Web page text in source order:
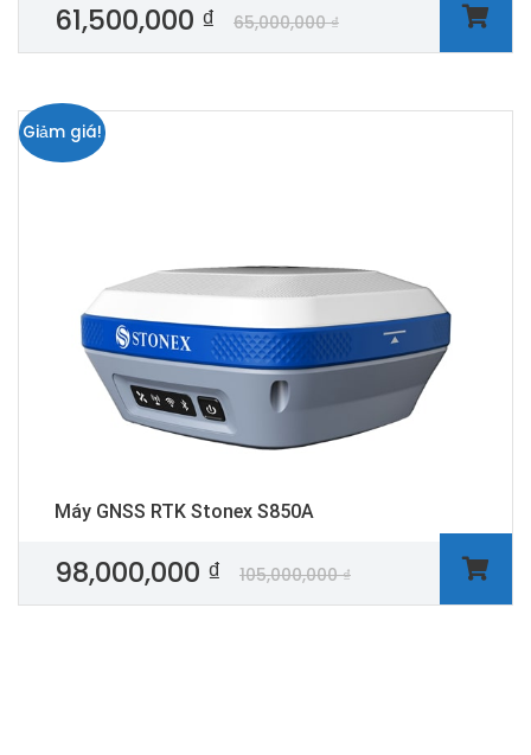
65,000,000₫
61,500,000 ₫
Giảm giá!
Máy GNSS RTK Stonex S850A
105,000,000₫
98,000,000 ₫